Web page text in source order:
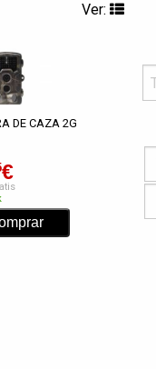
Ver:
DE CAZA 2G
€